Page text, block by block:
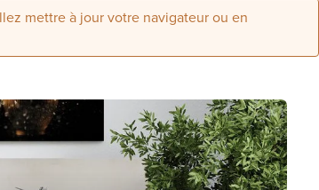
mettre à jour votre navigateur ou en